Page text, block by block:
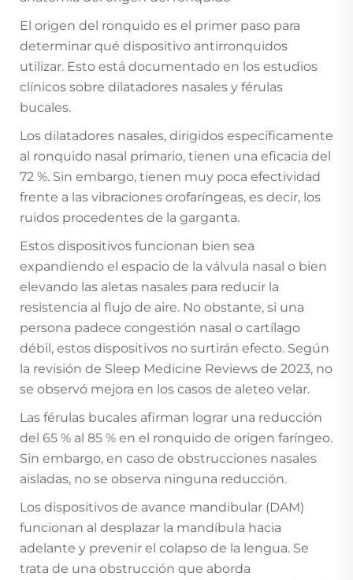
El origen del ronquido es el primer paso para
determinar qué dispositivo antirronquidos
utilizar. Esto está documentado en los estudios
clínicos sobre dilatadores nasales y férulas
bucales.
Los dilatadores nasales, dirigidos específicamente
al ronquido nasal primario, tienen una eficacia del
72 %. Sin embargo, tienen muy poca efectividad
frente a las vibraciones orofaríngeas, es decir, los
ruidos procedentes de la garganta.
Estos dispositivos funcionan bien sea
expandiendo el espacio de la válvula nasal o bien
elevando las aletas nasales para reducir la
resistencia al flujo de aire. No obstante, si una
persona padece congestión nasal o cartílago
débil, estos dispositivos no surtirán efecto. Según
la revisión de Sleep Medicine Reviews de 2023, no
se observó mejora en los casos de aleteo velar.
Las férulas bucales afirman lograr una reducción
del 65 % al 85 % en el ronquido de origen faríngeo.
Sin embargo, en caso de obstrucciones nasales
aisladas, no se observa ninguna reducción.
Los dispositivos de avance mandibular (DAM)
funcionan al desplazar la mandíbula hacia
adelante y prevenir el colapso de la lengua. Se
trata de una obstrucción que aborda